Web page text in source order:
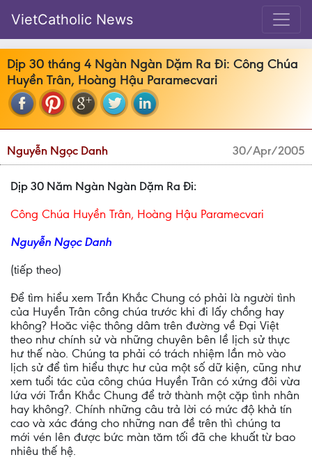
VietCatholic News
Dịp 30 tháng 4 Ngàn Ngàn Dặm Ra Đi: Công Chúa
Huyền Trân, Hoàng Hậu Paramecvari
Nguyễn Ngọc Danh 30/Apr/2005
Dịp 30 Năm Ngàn Ngàn Dặm Ra Đi:
Công Chúa Huyền Trân, Hoàng Hậu Paramecvari
Nguyễn Ngọc Danh
(tiếp theo)
Để tìm hiểu xem Trần Khắc Chung có phải là người tình
của Huyền Trân công chúa trước khi đi lấy chồng hay
không? Hoăc việc thông dâm trên đường về Đại Việt
theo như chính sử và những chuyên bên lề lịch sử thực
hư thế nào. Chúng ta phải có trách nhiệm lần mò vào
lịch sử để tìm hiểu thực hư của một số dữ kiện, cũng như
xem tuổi tác của công chúa Huyền Trân có xứng đôi vừa
lứa với Trần Khắc Chung để trở thành một cặp tình nhân
hay không?. Chính những câu trả lời có mức độ khả tín
cao và xác đáng cho những nan đề trên thì chúng ta
mới vén lên được bức màn tăm tối đã che khuất từ bao
nhiêu thế hệ.